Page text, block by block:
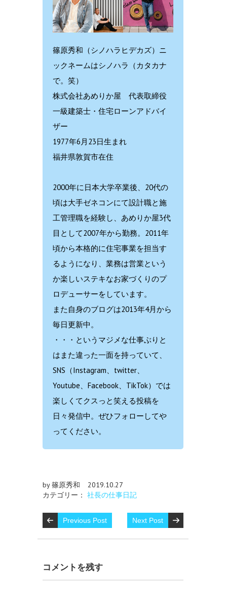
篠原秀和（シノハラヒデカズ）ニ
ックネームはシノハラ（カタカナ
で。笑）
株式会社あめりか屋 代表取締役
一級建築士・住宅ローンアドバイ
ザー
1977年6月23日生まれ
福井県敦賀市在住
2000年に日本大学卒業後、20代の
頃は大手ゼネコンにて設計職と施
工管理職を経験し、あめりか屋3代
目として2007年から勤務。2011年
頃から本格的に住宅事業を担当す
るようになり、業務は営業という
か楽しいステキなお家づくりのプ
ロデューサーをしています。
また自身のブログは2013年4月から
毎日更新中。
・・・というマジメな仕事ぶりと
はまた違った一面を持っていて、
SNS（Instagram、twitter、
Youtube、Facebook、TikTok）では
楽しくてクスっと笑える投稿を
日々発信中。ぜひフォローしてや
ってください。
by 篠原秀和
2019.10.27
カテゴリー： 社長の仕事日記
Previous Post Next Post
コメントを残す